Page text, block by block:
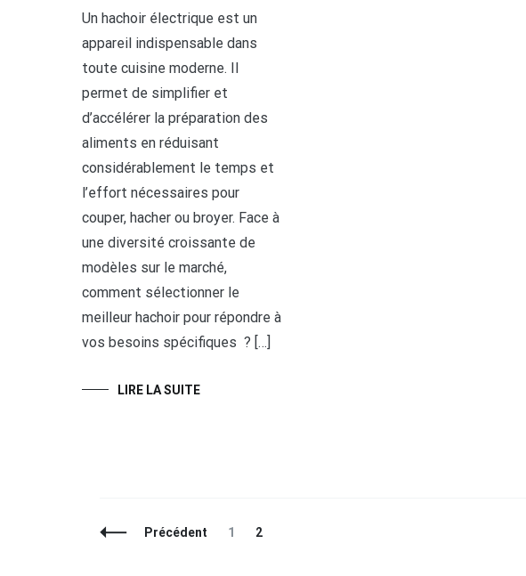
Un hachoir électrique est un
appareil indispensable dans
toute cuisine moderne. Il
permet de simplifier et
d’accélérer la préparation des
aliments en réduisant
considérablement le temps et
l’effort nécessaires pour
couper, hacher ou broyer. Face à
une diversité croissante de
modèles sur le marché,
comment sélectionner le
meilleur hachoir pour répondre à
vos besoins spécifiques ? […]
LIRE LA SUITE
NavigationPrécédent Page
1 Page
2